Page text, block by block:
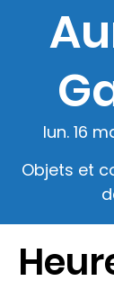
lun. 16
Objets et